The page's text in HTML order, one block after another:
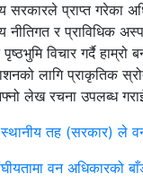
सरकारले प्राप्त गरेका
नीतिगत र प्राविधिक
विचार गर्दै हाम्रो
लागि प्राकृतिक
लेख रचना उपलब्ध
तह (सरकार) ले
वन